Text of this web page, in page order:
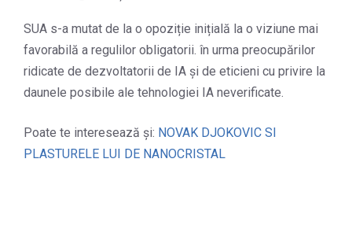
SUA s-a mutat de la o opoziție inițială la o viziune mai
favorabilă a regulilor obligatorii. în urma preocupărilor
ridicate de dezvoltatorii de IA și de eticieni cu privire la
daunele posibile ale tehnologiei IA neverificate.
Poate te interesează și: NOVAK DJOKOVIC SI
PLASTURELE LUI DE NANOCRISTAL